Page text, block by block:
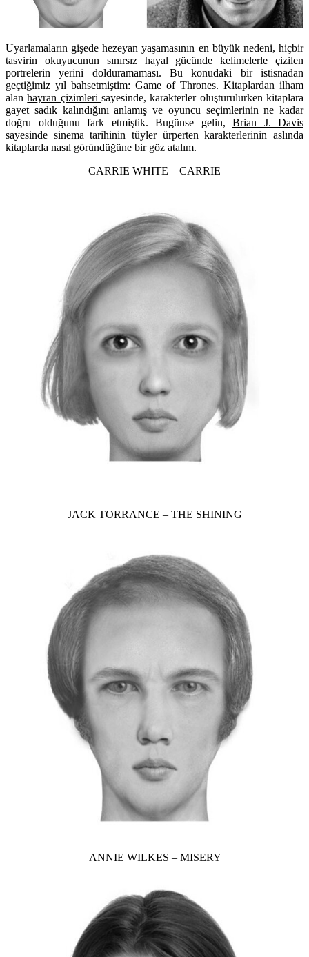
Uyarlamaların gişede hezeyan yaşamasının en büyük nedeni, hiçbir
tasvirin okuyucunun sınırsız hayal gücünde kelimelerle çizilen
portrelerin yerini dolduramaması. Bu konudaki bir istisnadan
geçtiğimiz yıl bahsetmiştim: Game of Thrones. Kitaplardan ilham
alanhayran çizimlerisayesinde, karakterler oluşturulurken kitaplara
gayet sadık kalındığını anlamış ve oyuncu seçimlerinin ne kadar
doğru olduğunu fark etmiştik. Bugünse gelin, Brian J. Davis
sayesinde sinema tarihinin tüyler ürperten karakterlerinin aslında
kitaplarda nasıl göründüğüne bir göz atalım.
CARRIE WHITE – CARRIE
JACK TORRANCE – THE SHINING
ANNIE WILKES – MISERY